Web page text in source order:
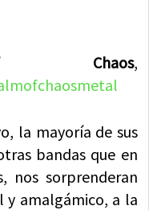
Chaos,
la mayoría de sus
bandas que en
nos sorprenderan
y amalgámico, a la